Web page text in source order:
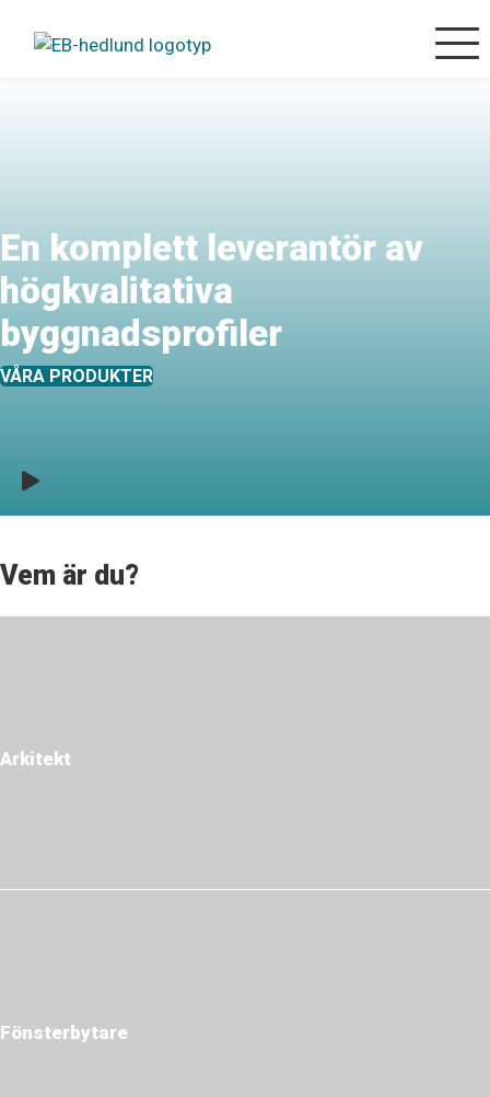
En komplett leverantör av
högkvalitativa
byggnadsprofiler
VÅRA PRODUKTER
Vem är du?
Arkitekt
Fönsterbytare